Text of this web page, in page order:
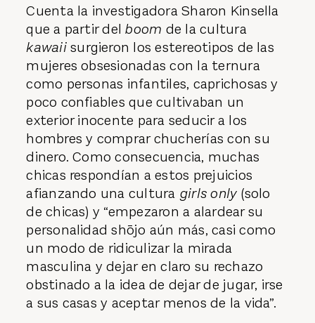
Cuenta la investigadora Sharon Kinsella
que a partir delboom de la cultura
kawaiisurgieron los estereotipos de las
mujeres obsesionadas con la ternura
como personas infantiles, caprichosas y
poco confiables que cultivaban un
exterior inocente para seducir a los
hombres y comprar chucherías con su
dinero. Como consecuencia, muchas
chicas respondían a estos prejuicios
afianzando una cultura girls only (solo
de chicas) y “empezaron a alardear su
personalidad shōjo aún más, casi como
un modo de ridiculizar la mirada
masculina y dejar en claro su rechazo
obstinado a la idea de dejar de jugar, irse
a sus casas y aceptar menos de la vida”.